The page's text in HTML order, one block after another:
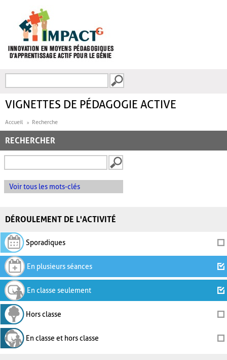
FORMULAIRE DE
VIGNETTES DE PÉDAGOGIE ACTIVE
Accueil Recherche
RECHERCHER
Voir tous les mots-clés
DÉROULEMENT DE L'ACTIVITÉ
Sporadiques
En plusieurs séances
En classe seulement
Hors classe
En classe et hors classe